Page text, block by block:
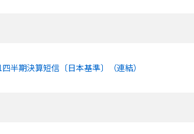
半期決算短信〔日本基準〕（連結）